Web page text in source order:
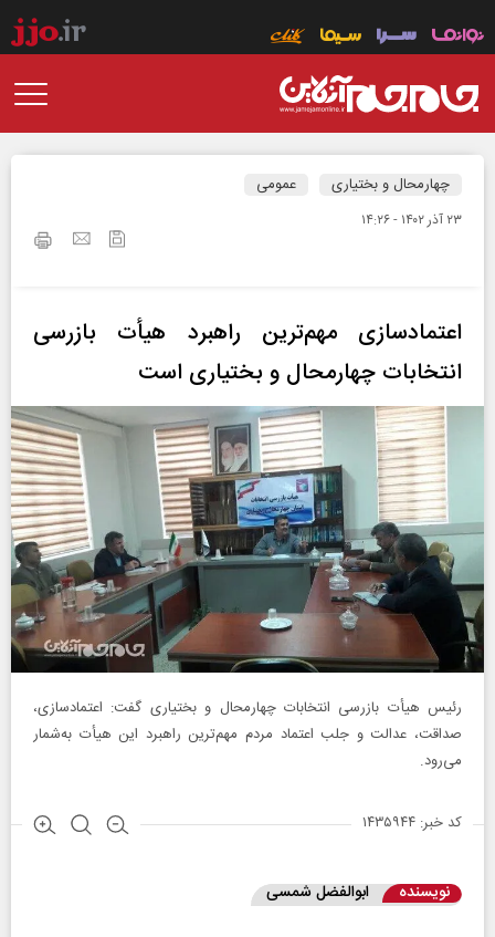
چهارمحال و بختیاری عمومی
۲۳ آذر ۱۴۰۲ - ۱۴:۲۶
اعتمادسازی مهم‌ترین راهبرد هیأت بازرسی
انتخابات چهارمحال و بختیاری است
رئیس هیأت بازرسی انتخابات چهارمحال و بختیاری گفت: اعتمادسازی،
صداقت، عدالت و جلب اعتماد مردم مهم‌ترین راهبرد این هیأت به‌شمار
می‌رود.
کد خبر: ۱۴۳۵۹۴۴
نویسنده ابوالفضل شمسی